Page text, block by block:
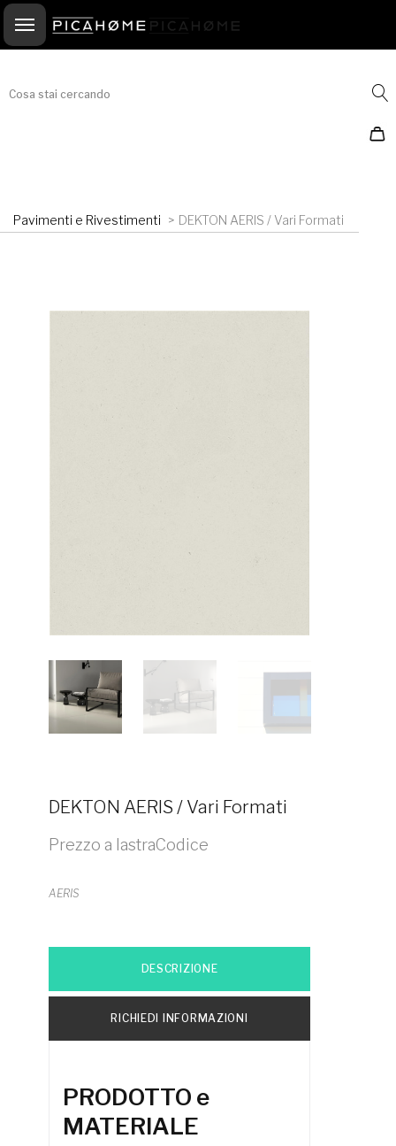
<-- ! -->
Cosa stai cercando
Pavimenti e Rivestimenti > DEKTON AERIS / Vari Formati
DEKTON AERIS / Vari Formati
Prezzo a lastraCodice
AERIS
DESCRIZIONE
RICHIEDI INFORMAZIONI
PRODOTTO e
MATERIALE